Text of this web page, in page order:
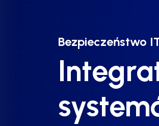
Bezpieczeństwo
Bezpieczeństwo
Bezpieczeństwo